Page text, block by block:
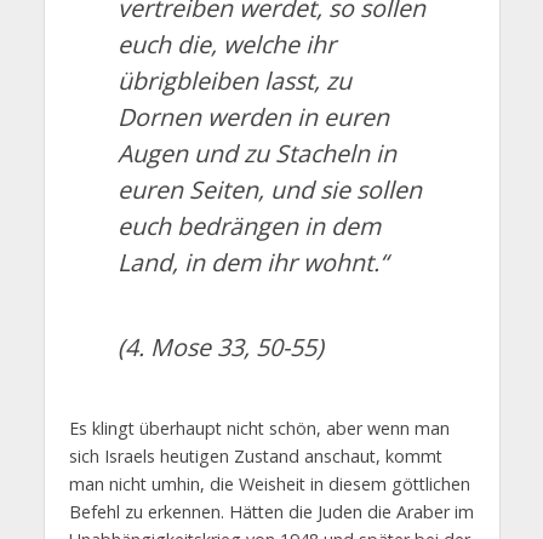
vertreiben werdet, so sollen
euch die, welche ihr
übrigbleiben lasst, zu
Dornen werden in euren
Augen und zu Stacheln in
euren Seiten, und sie sollen
euch bedrängen in dem
Land, in dem ihr wohnt.“
(4. Mose 33, 50-55)
Es klingt überhaupt nicht schön, aber wenn man
sich Israels heutigen Zustand anschaut, kommt
man nicht umhin, die Weisheit in diesem göttlichen
Befehl zu erkennen. Hätten die Juden die Araber im